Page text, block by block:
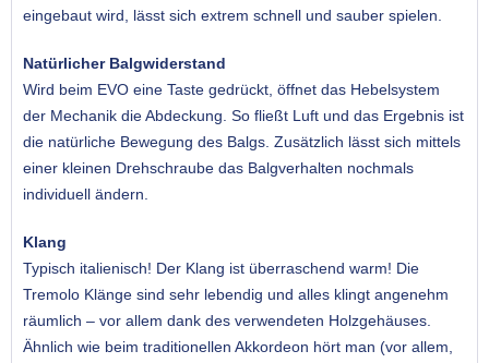
eingebaut wird, lässt sich extrem schnell und sauber spielen.
Natürlicher Balgwiderstand
Wird beim EVO eine Taste gedrückt, öffnet das Hebelsystem
der Mechanik die Abdeckung. So fließt Luft und das Ergebnis ist
die natürliche Bewegung des Balgs. Zusätzlich lässt sich mittels
einer kleinen Drehschraube das Balgverhalten nochmals
individuell ändern.
Klang
Typisch italienisch! Der Klang ist überraschend warm! Die
Tremolo Klänge sind sehr lebendig und alles klingt angenehm
räumlich – vor allem dank des verwendeten Holzgehäuses.
Ähnlich wie beim traditionellen Akkordeon hört man (vor allem,